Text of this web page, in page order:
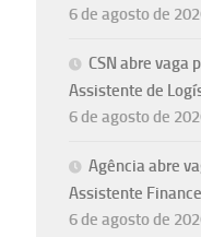
6 de agosto de
CSN abre vaga
Assistente de
6 de agosto de
Agência abre
Assistente
6 de agosto de